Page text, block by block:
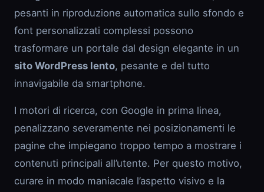
pesanti in riproduzione automatica sullo sfondo e
font personalizzati complessi possono
trasformare un portale dal design elegante in un
sito WordPress lento, pesante e del tutto
innavigabile da smartphone.
I motori di ricerca, con Google in prima linea,
penalizzano severamente nei posizionamenti le
pagine che impiegano troppo tempo a mostrare i
contenuti principali all’utente. Per questo motivo,
curare in modo maniacale l’aspetto visivo e la